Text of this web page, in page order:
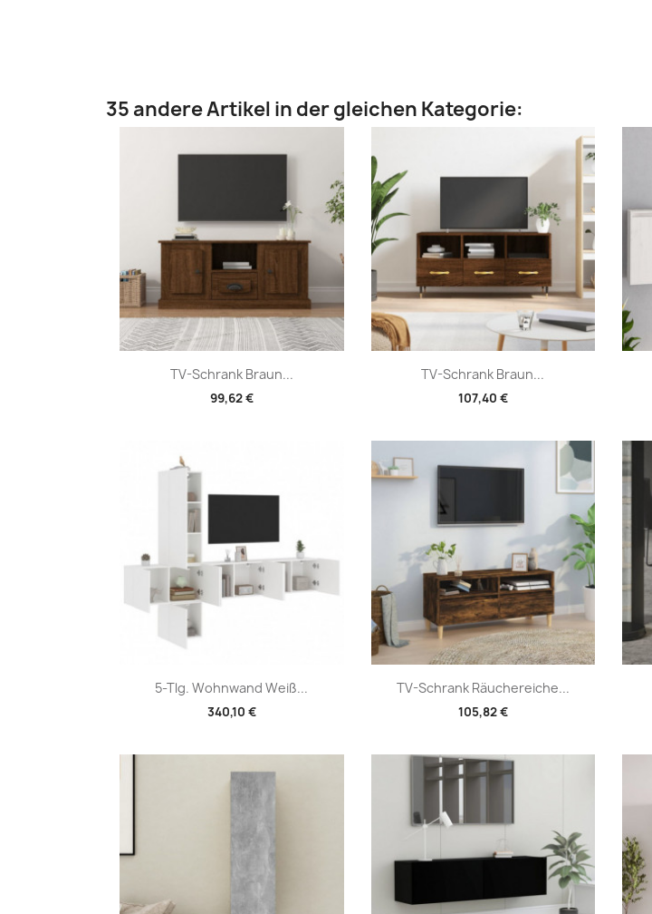
35 andere Artikel in der gleichen Kategorie:
TV-Schrank Braun...
99,62 €
Vorschau TV-Schrank Braun...
107,40 €
Vorschau
5-Tlg. Wohnwand Weiß...
340,10 €
Vorschau TV-Schrank Räuchereiche...
105,82 €
Vorschau